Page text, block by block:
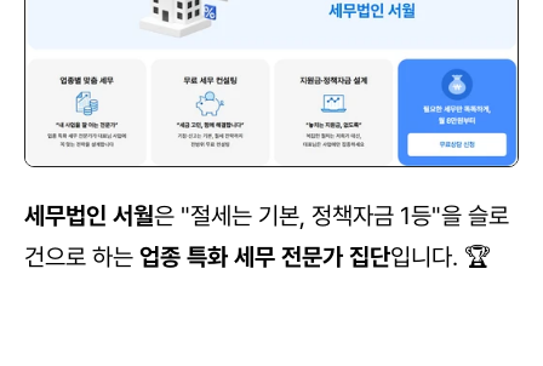
세무법인 서월은 "절세는 기본, 정책자금 1등"을 슬로
건으로 하는 업종 특화 세무 전문가 집단입니다. 🏆